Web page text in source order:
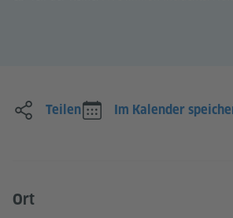
Teilen Im Kalender
Ort